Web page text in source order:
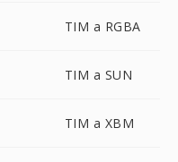
TIM a RGBA
TIM a SUN
TIM a XBM